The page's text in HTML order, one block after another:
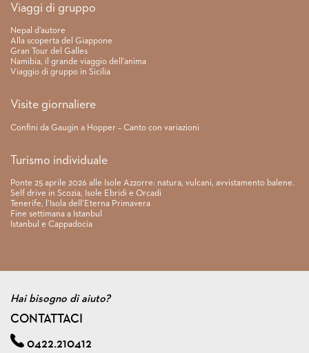
Link rapidi
Viaggi di gruppo
Nepal d’autore
Alla scoperta del Giappone
Gran Tour del Galles
Namibia, il grande viaggio dell’anima
Viaggio di gruppo in Sicilia
Visite giornaliere
Confini da Gaugin a Hopper – Canto con variazioni
Turismo individuale
Ponte 25 aprile 2026 alle Isole Azzorre: natura, vulcani, avvistamento balene.
Self drive in Scozia, Isole Ebridi e Orcadi
Tenerife, l’Isola dell’Eterna Primavera
Fine settimana a Istanbul
Istanbul e Cappadocia
Hai bisogno di aiuto?
CONTATTACI
0422.210412